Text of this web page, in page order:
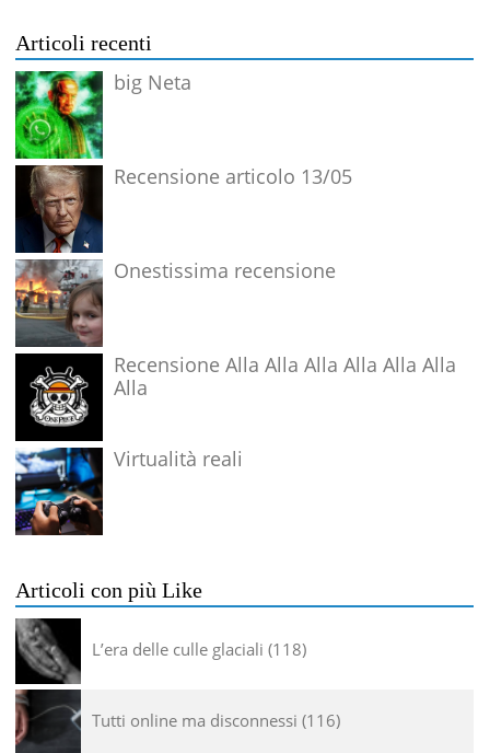
Articoli recenti
big Neta
Recensione articolo 13/05
Onestissima recensione
Recensione Alla Alla Alla Alla Alla Alla
Alla
Virtualità reali
Articoli con più Like
L’era delle culle glaciali 118
Tutti online ma disconnessi 116